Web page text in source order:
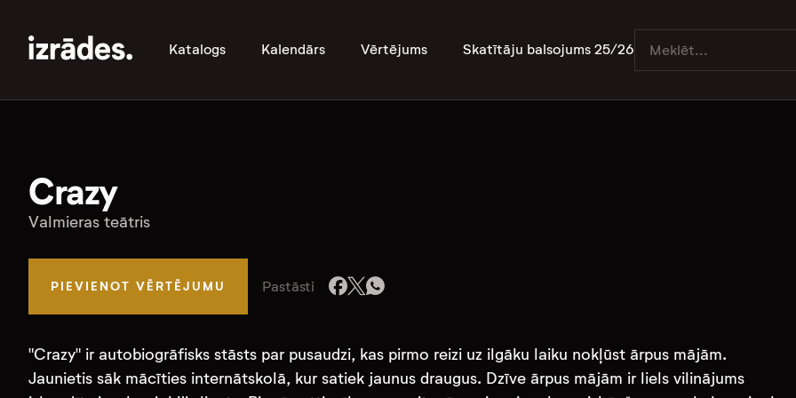
Katalogs Kalendārs Vērtējums Skatītāju balsojums 25/26
Crazy
Valmieras teātris
PIEVIENOT VĒRTĒJUMU Pastāsti
"Crazy" ir autobiogrāfisks stāsts par pusaudzi, kas pirmo reizi uz ilgāku laiku nokļūst ārpus mājām.
Jaunietis sāk mācīties internātskolā, kur satiek jaunus draugus. Dzīve ārpus mājām ir liels vilinājums